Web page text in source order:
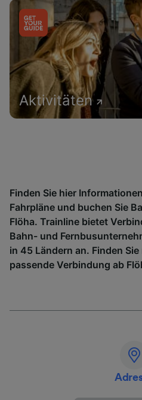
Aktivitäten
Finden Sie hier
Fahrpläne und buchen Sie
Flöha. Trainline bietet
Bahn- und
in 45 Ländern an. Finden
passende Verbindung ab